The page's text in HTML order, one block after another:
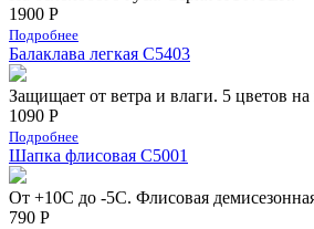
1900 Р
Подробнее
Балаклава легкая С5403
Защищает от ветра и влаги. 5 цветов
1090 Р
Подробнее
Шапка флисовая С5001
От +10С до -5С. Флисовая
790 Р